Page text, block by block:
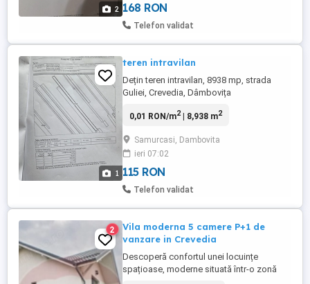
2 168 RON
Telefon validat
1
teren intravilan
Dețin teren intravilan, 8938 mp, strada
Guliei, Crevedia, Dâmbovița
0,01 RON/m2| 8,938 m2
Samurcasi, Dambovita
ieri 07:02
115 RON
Telefon validat
2
Vila moderna 5 camere P+1 de
vanzare in Crevedia
Descoperă confortul unei locuințe
spațioase, moderne situată într-o zonă